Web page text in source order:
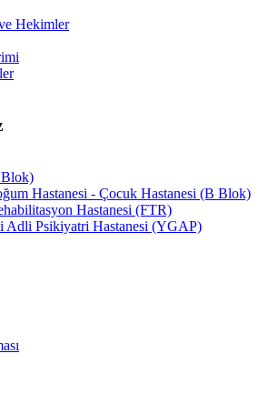
Hekimler
Blok)
Hastanesi - Çocuk Hastanesi (B Blok)
Hastanesi (FTR)
Adli Psikiyatri Hastanesi (YGAP)